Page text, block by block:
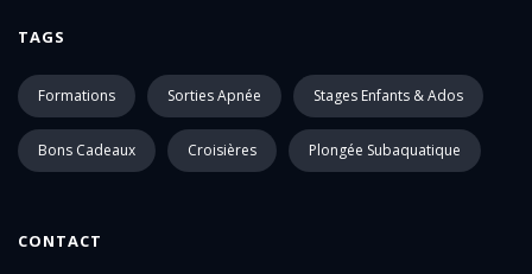
TAGS
Formations Sorties Apnée Stages Enfants & Ados
Bons Cadeaux Croisières Plongée Subaquatique
CONTACT